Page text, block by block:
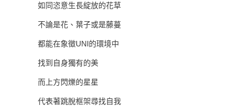
如同恣意生長綻放的花草
不論是花、葉子或是藤蔓
都能在象徵UNI的環境中
找到自身獨有的美
而上方閃爍的星星
代表著跳脫框架尋找自我